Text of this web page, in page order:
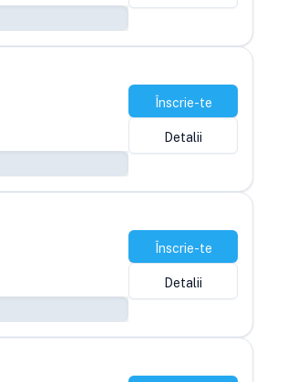
Înscrie-te
Detalii
Înscrie-te
Detalii